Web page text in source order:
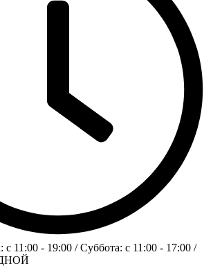
11:00 - 19:00 / Суббота: c 11:00 - 17:00 /